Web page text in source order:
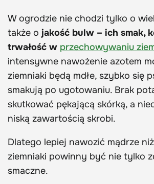
W ogrodzie nie chodzi tylko o
także o jakość bulw – ich smak,
trwałość w przechowywaniu
intensywne nawożenie azotem
ziemniaki będą mdłe, szybko się
smakują po ugotowaniu. Brak
skutkować pękającą skórką, a
niską zawartością skrobi.
Dlatego lepiej nawozić mądrze
ziemniaki powinny być nie tylko
smaczne.